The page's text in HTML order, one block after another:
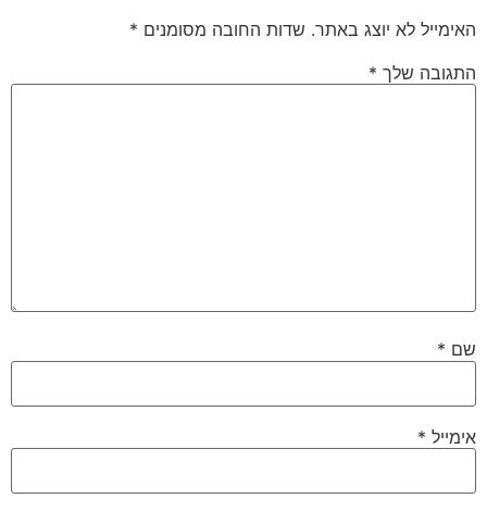
האימייל לא יוצג באתר. שדות החובה מסומנים*
התגובה שלך*
שם*
אימייל*